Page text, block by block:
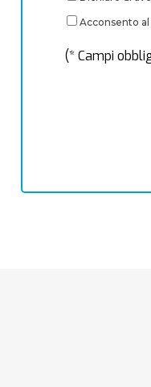
Acconsento
(* Campi